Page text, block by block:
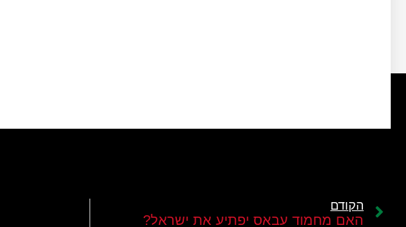
הקודם
האם מחמוד עבאס יפתיע את ישראל?